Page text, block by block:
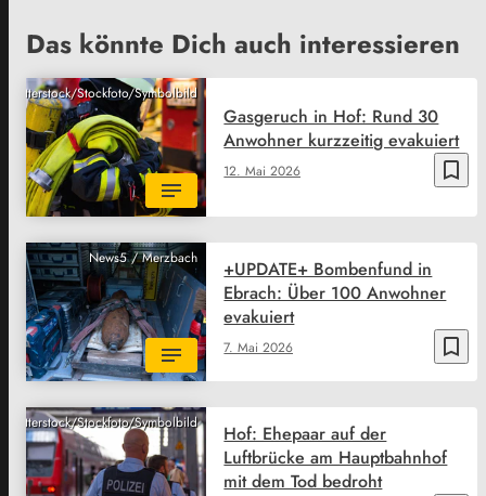
Das könnte Dich auch interessieren
Shutterstock/Stockfoto/Symbolbild
bookmark_border
12. Mai 2026
Gasgeruch in Hof: Rund 30
Anwohner kurzzeitig evakuiert
News5 / Merzbach
bookmark_border
7. Mai 2026
+UPDATE+ Bombenfund in
Ebrach: Über 100 Anwohner
evakuiert
Shutterstock/Stockfoto/Symbolbild
Hof: Ehepaar auf der
Luftbrücke am Hauptbahnhof
mit dem Tod bedroht